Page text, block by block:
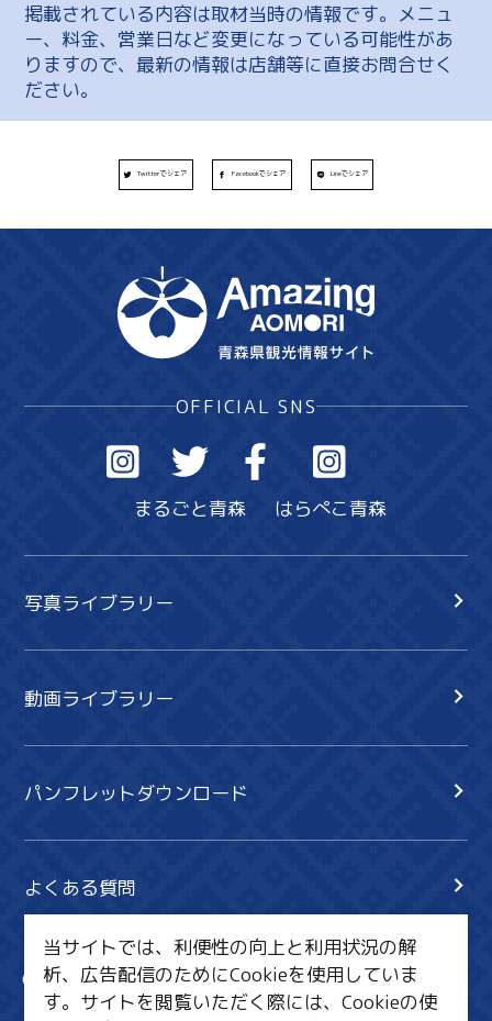
掲載されている内容は取材当時の情報です。メニュ
ー、料金、営業日など変更になっている可能性があ
りますので、最新の情報は店舗等に直接お問合せく
ださい。
Twitterでシェア Facebookでシェア Lineでシェア
OFFICIAL SNS
まるごと青森 はらぺこ青森
写真ライブラリー
動画ライブラリー
パンフレットダウンロード
よくある質問
サイト内検索
共有
当サイトでは、利便性の向上と利用状況の解
析、広告配信のためにCookieを使用していま
す。サイトを閲覧いただく際には、Cookieの使